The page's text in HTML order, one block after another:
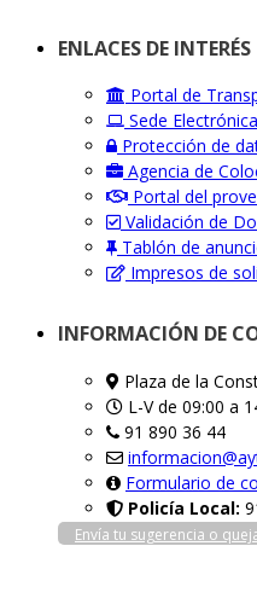
ENLACES DE INTERÉS
Portal de
Sede Electrónica
Protección de
Agencia de
Portal del
Validación de
Tablón de
Impresos de
INFORMACIÓN DE
Plaza de la
L-V de 09:00 a
91 890 36 44
Formulario de
Policía Local:
Envía tu sugerencia o